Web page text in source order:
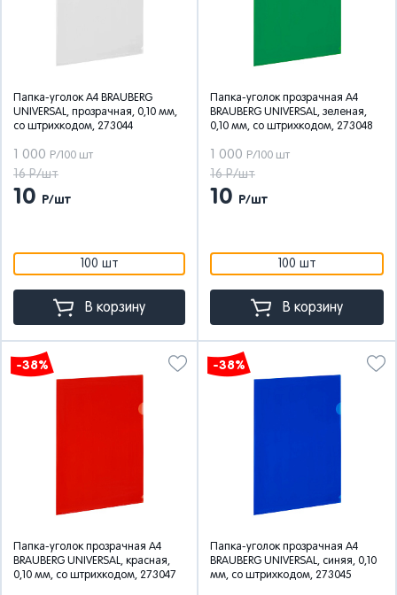
Папка-уголок А4 BRAUBERG
UNIVERSAL, прозрачная, 0,10 мм,
со штрихкодом, 273044
1 000 Р/100 шт
16 Р/шт
10 Р/шт
100 шт
В корзину
Папка-уголок прозрачная А4
BRAUBERG UNIVERSAL, зеленая,
0,10 мм, со штрихкодом, 273048
1 000 Р/100 шт
16 Р/шт
10 Р/шт
100 шт
В корзину
-38%
Папка-уголок прозрачная А4
BRAUBERG UNIVERSAL, красная,
0,10 мм, со штрихкодом, 273047
-38%
Папка-уголок прозрачная А4
BRAUBERG UNIVERSAL, синяя, 0,10
мм, со штрихкодом, 273045